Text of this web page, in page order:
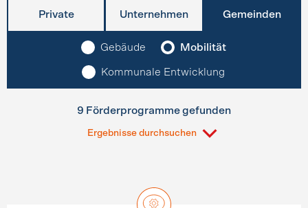
Private Unternehmen Gemeinden
Gebäude Mobilität
Kommunale Entwicklung
9 Förderprogramme gefunden
Ergebnisse durchsuchen